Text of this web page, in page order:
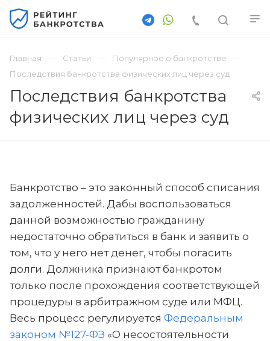
Главная Статьи
Популярное о банкротстве
Последствия банкротства физических лиц через суд
Последствия банкротства
физических лиц через суд
Банкротство – это законный способ списания
задолженностей. Дабы воспользоваться
данной возможностью гражданину
недостаточно обратиться в банк и заявить о
том, что у него нет денег, чтобы погасить
долги. Должника признают банкротом
только после прохождения соответствующей
процедуры в арбитражном суде или МФЦ.
Весь процесс регулируется Федеральным
законом №127-ФЗ «О несостоятельности